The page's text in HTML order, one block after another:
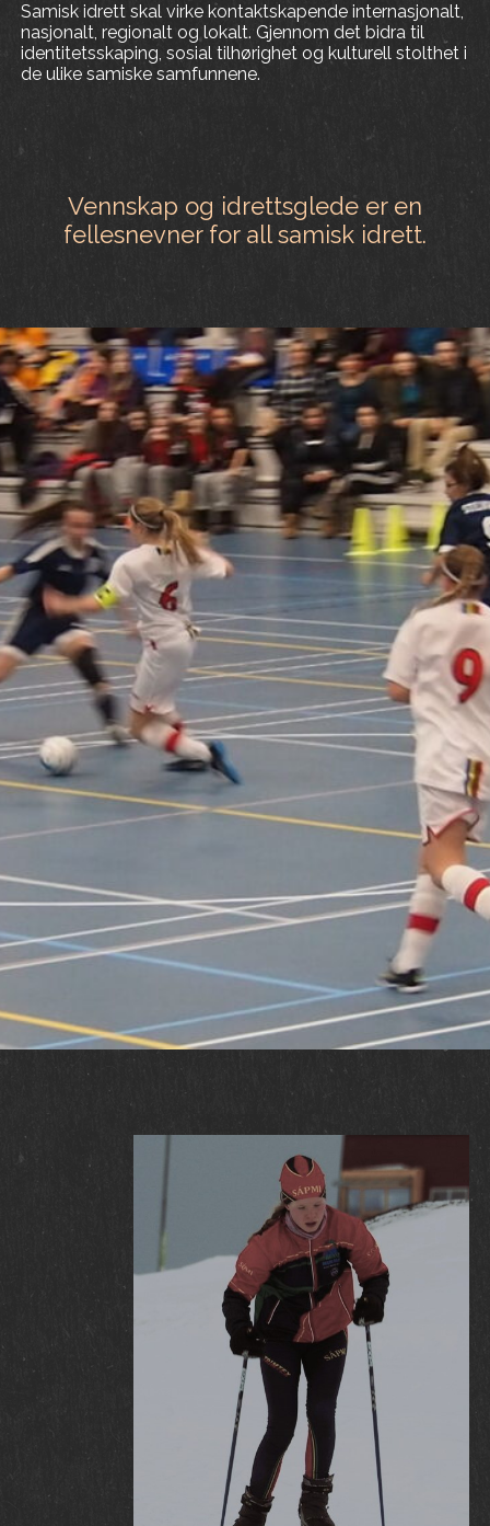
Samisk idrett skal virke kontaktskapende internasjonalt,
nasjonalt, regionalt og lokalt. Gjennom det bidra til
identitetsskaping, sosial tilhørighet og kulturell stolthet i
de ulike samiske samfunnene.
Vennskap og idrettsglede er en
fellesnevner for all samisk idrett.